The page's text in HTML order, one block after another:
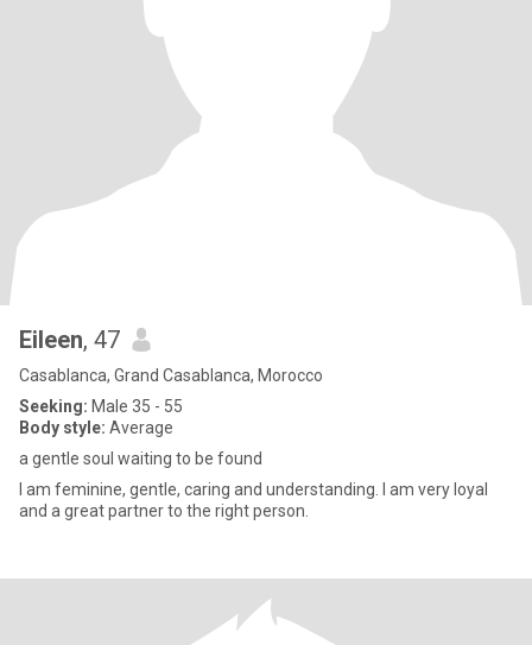
Eileen, 47
Casablanca, Grand Casablanca, Morocco
Seeking: Male 35 - 55
Body style: Average
a gentle soul waiting to be found
I am feminine, gentle, caring and understanding. I am very loyal
and a great partner to the right person.